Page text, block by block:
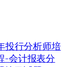
投行分析师培
-会计报表分